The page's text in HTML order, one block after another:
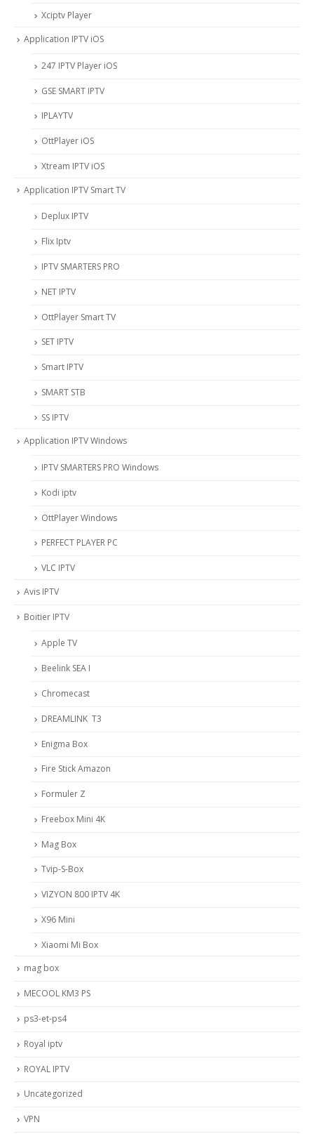
Xciptv Player
Application IPTV iOS
247 IPTV Player iOS
‎GSE SMART IPTV
IPLAYTV
OttPlayer iOS
Xtream IPTV iOS
Application IPTV Smart TV
Deplux IPTV
Flix Iptv
IPTV SMARTERS PRO
NET IPTV
OttPlayer Smart TV
SET IPTV
Smart IPTV
SMART STB
SS IPTV
Application IPTV Windows
IPTV SMARTERS PRO Windows
Kodi iptv
OttPlayer Windows
PERFECT PLAYER PC
VLC IPTV
Avis IPTV
Boitier IPTV
Apple TV
Beelink SEA I
Chromecast
DREAMLINK T3
Enigma Box
Fire Stick Amazon
Formuler Z
Freebox Mini 4K
Mag Box
Tvip-S-Box
VIZYON 800 IPTV 4K
X96 Mini
Xiaomi Mi Box
mag box
MECOOL KM3 PS
ps3-et-ps4
Royal iptv
ROYAL IPTV
Uncategorized
VPN